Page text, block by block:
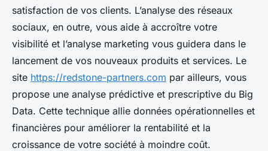
satisfaction de vos clients. L’analyse des réseaux
sociaux, en outre, vous aide à accroître votre
visibilité et l’analyse marketing vous guidera dans le
lancement de vos nouveaux produits et services. Le
site https://redstone-partners.com par ailleurs, vous
propose une analyse prédictive et prescriptive du Big
Data. Cette technique allie données opérationnelles et
financières pour améliorer la rentabilité et la
croissance de votre société à moindre coût.